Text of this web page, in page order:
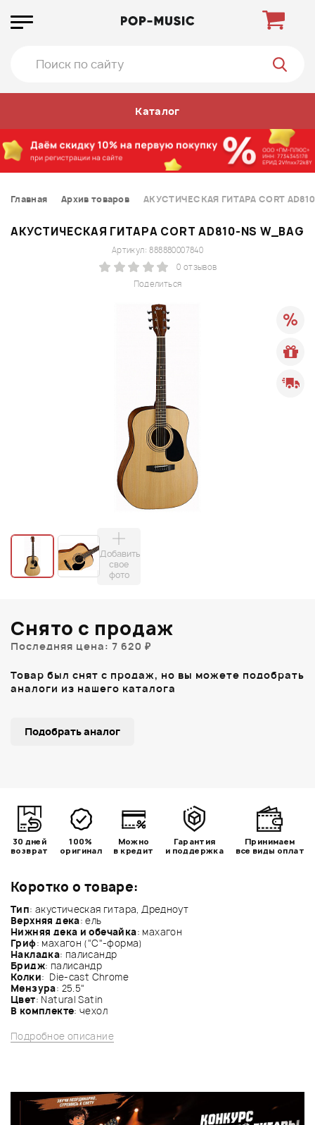
Каталог
Главная Архив товаров АКУСТИЧЕСКАЯ ГИТАРА CORT
АКУСТИЧЕСКАЯ ГИТАРА CORT AD810-NS W_BAG
Поделиться
Артикул: 888880007840
0 отзывов
Добавить
свое
фото
Коротко о товаре:
Тип: акустическая гитара, Дредноут
Верхняя дека: ель
Нижняя дека и обечайка: махагон
Гриф: махагон ("С"-форма)
Накладка: палисандр
Бридж: палисандр
Колки: Die-cast Chrome
Мензура: 25.5"
Цвет: Natural Satin
В комплекте: чехол
Подробное описание
Снято с продаж
Последняя цена: 7 620 ₽
Товар был снят с продаж, но вы можете подобрать
аналоги из нашего каталога
Подобрать аналог
30 дней
возврат
100%
оригинал
Можно
в кредит
Гарантия
и поддержка
Принимаем
все виды оплат